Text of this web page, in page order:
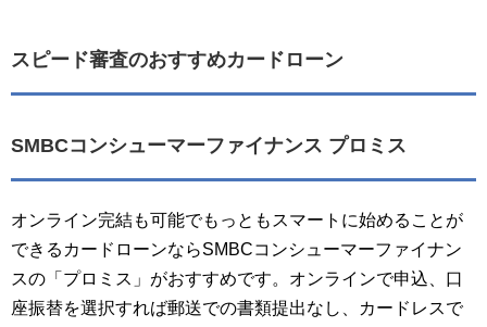
スピード審査のおすすめカードローン
SMBCコンシューマーファイナンス プロミス
オンライン完結も可能でもっともスマートに始めることが
できるカードローンならSMBCコンシューマーファイナン
スの「プロミス」がおすすめです。オンラインで申込、口
座振替を選択すれば郵送での書類提出なし、カードレスで